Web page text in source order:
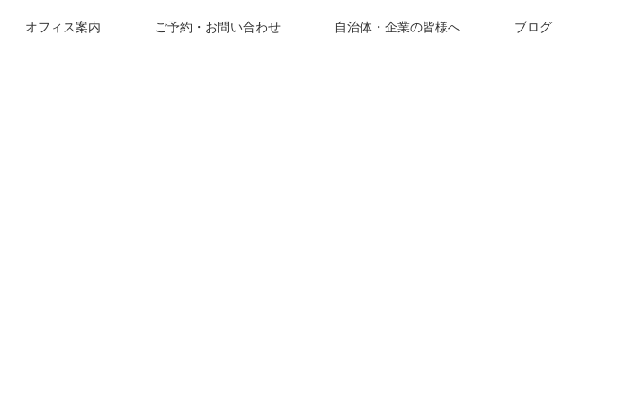
オフィス案内 ご予約・お問い合わせ 自治体・企業の皆様へ ブログ